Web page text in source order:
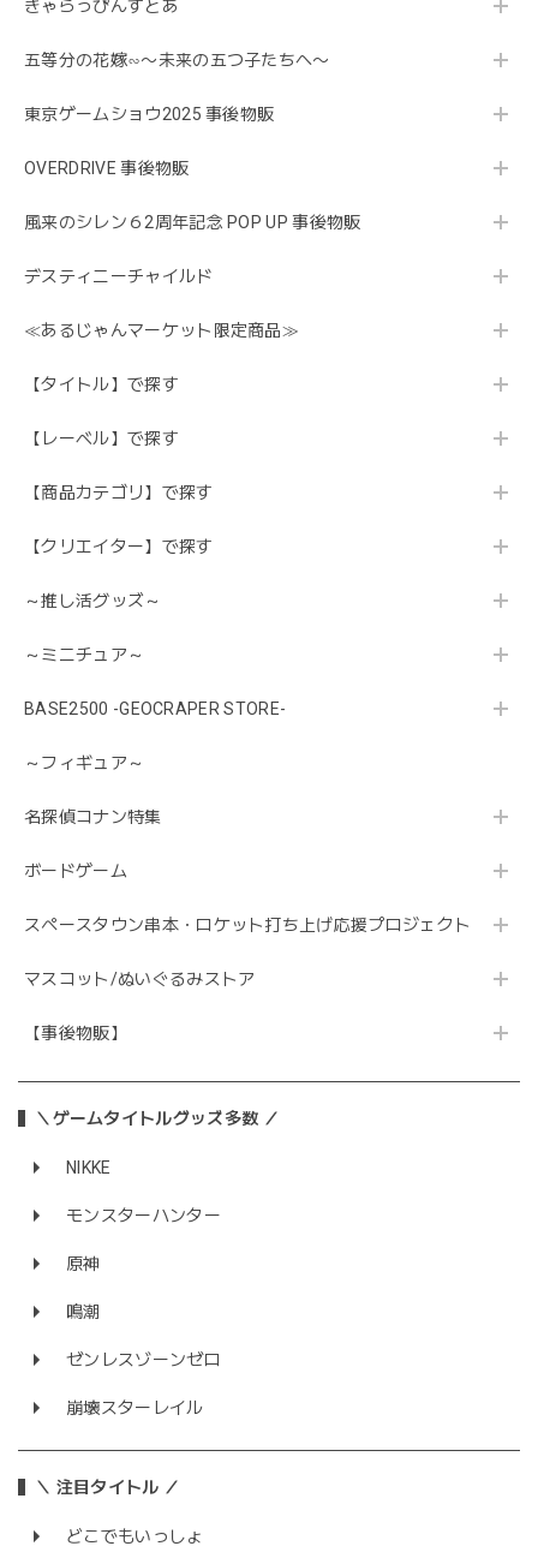
きゃらっぴんすとあ
五等分の花嫁∽〜未来の五つ子たちへ〜
東京ゲームショウ2025 事後物販
OVERDRIVE 事後物販
風来のシレン６2周年記念 POP UP 事後物販
デスティニーチャイルド
≪あるじゃんマーケット限定商品≫
【タイトル】で探す
【レーベル】で探す
【商品カテゴリ】で探す
【クリエイター】で探す
～推し活グッズ～
～ミニチュア～
BASE2500 -GEOCRAPER STORE-
～フィギュア～
名探偵コナン特集
ボードゲーム
スペースタウン串本・ロケット打ち上げ応援プロジェクト
マスコット/ぬいぐるみストア
【事後物販】
＼ゲームタイトルグッズ多数 ／
NIKKE
モンスターハンター
原神
鳴潮
ゼンレスゾーンゼロ
崩壊スターレイル
＼ 注目タイトル ／
どこでもいっしょ